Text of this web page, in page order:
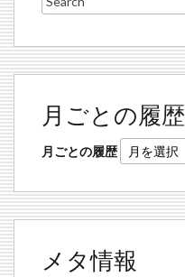
月ごとの履歴
月ごとの履歴
メタ情報